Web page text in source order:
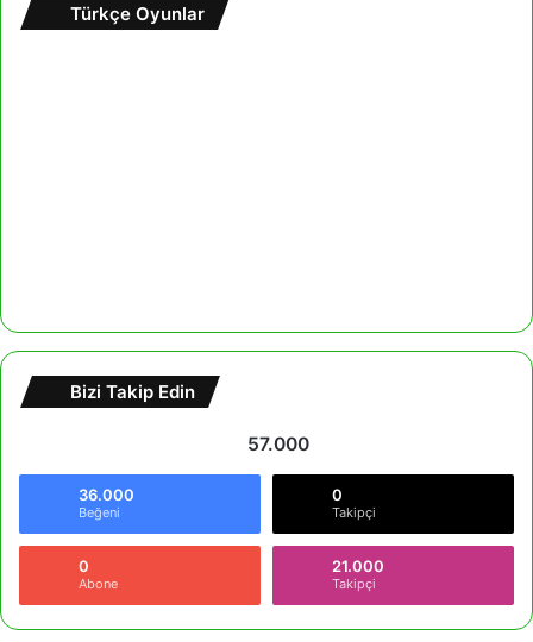
Türkçe Oyunlar
Bizi Takip Edin
57.000
36.000
Beğeni
0
Takipçi
0
Abone
21.000
Takipçi